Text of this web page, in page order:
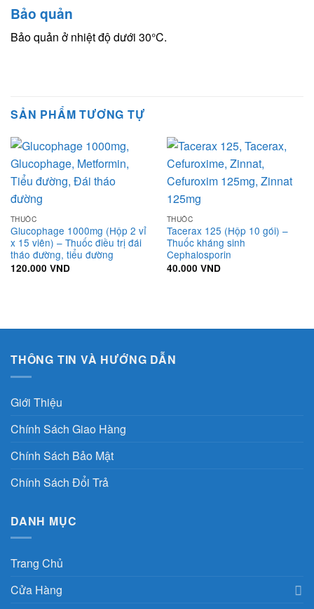
Bảo quản
Bảo quản ở nhiệt độ dưới 30°C.
SẢN PHẨM TƯƠNG TỰ
THUỐC
Glucophage 1000mg (Hộp 2 vỉ
x 15 viên) – Thuốc điều trị đái
tháo đường, tiểu đường
120.000 VND
THUỐC
Tacerax 125 (Hộp 10 gói) –
Thuốc kháng sinh
Cephalosporin
40.000 VND
THÔNG TIN VÀ HƯỚNG DẪN
Giới Thiệu
Chính Sách Giao Hàng
Chính Sách Bảo Mật
Chính Sách Đổi Trả
DANH MỤC
Trang Chủ
Cửa Hàng